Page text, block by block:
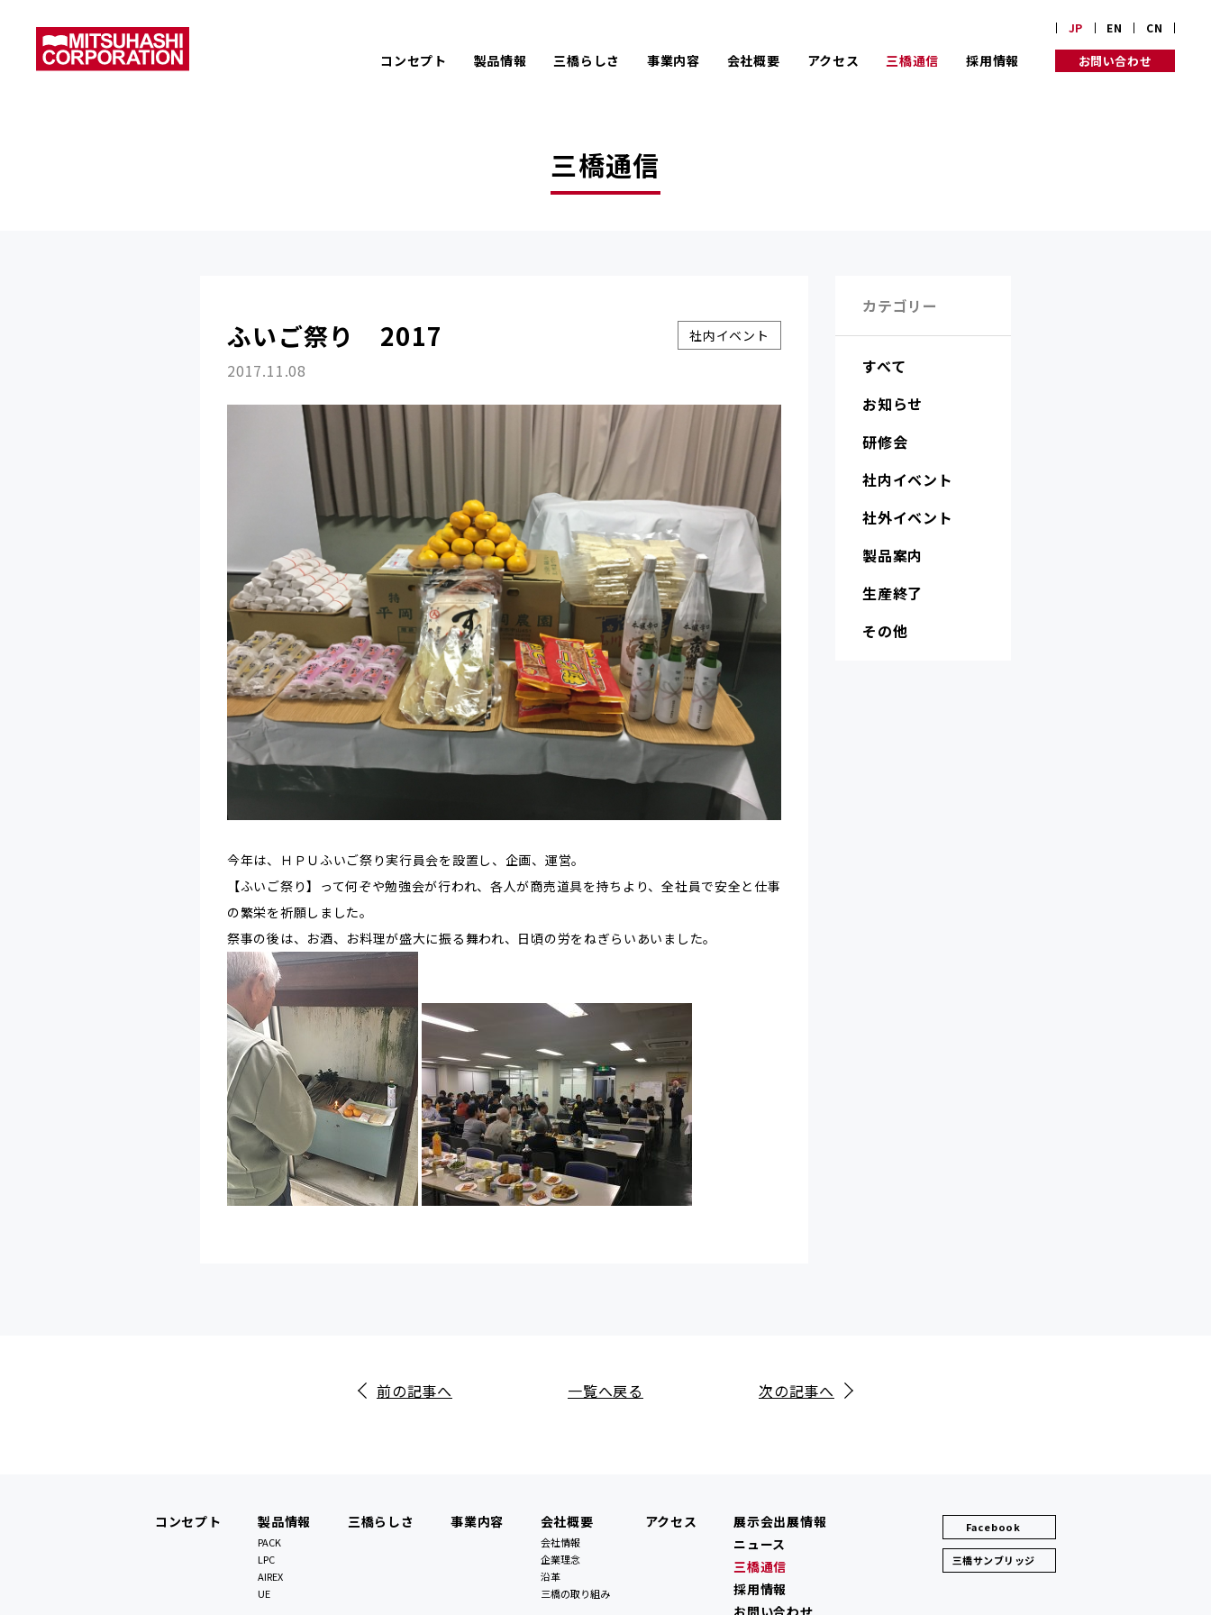
コンセプト 製品情報 三橋らしさ
創業100年に手が届く
京都企業としての三橋製作所
事業内容 会社概要 アクセス 三橋通信 採用情報 お問い合わせ
JP EN CN
三橋通信
ふいご祭り 2017
2017.11.08
社内イベント
今年は、ＨＰＵふいご祭り実行員会を設置し、企画、運営。
【ふいご祭り】って何ぞや勉強会が行われ、各人が商売道具を持ちより、全社員で安全と仕事
の繁栄を祈願しました。
祭事の後は、お酒、お料理が盛大に振る舞われ、日頃の労をねぎらいあいました。
カテゴリー
すべて
お知らせ
研修会
社内イベント
社外イベント
製品案内
生産終了
その他
前の記事へ 一覧へ戻る 次の記事へ
コンセプト 製品情報
PACK
LPC
AIREX
UE
三橋らしさ 事業内容 会社概要
会社情報
企業理念
沿革
三橋の取り組み
アクセス
展示会出展情報
ニュース
三橋通信
採用情報
お問い合わせ
Facebook
三橋サンブリッジ